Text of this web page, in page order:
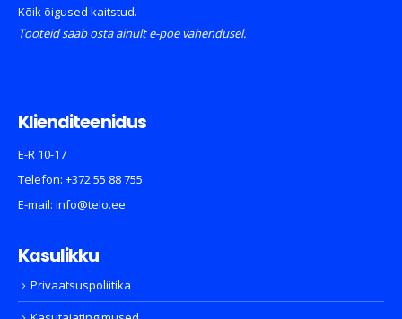
Kõik õigused kaitstud.
Tooteid saab osta ainult e-poe vahendusel.
Klienditeenidus
E-R 10-17
Telefon: +372 55 88 755
E-mail: info@telo.ee
Kasulikku
Privaatsuspoliitika